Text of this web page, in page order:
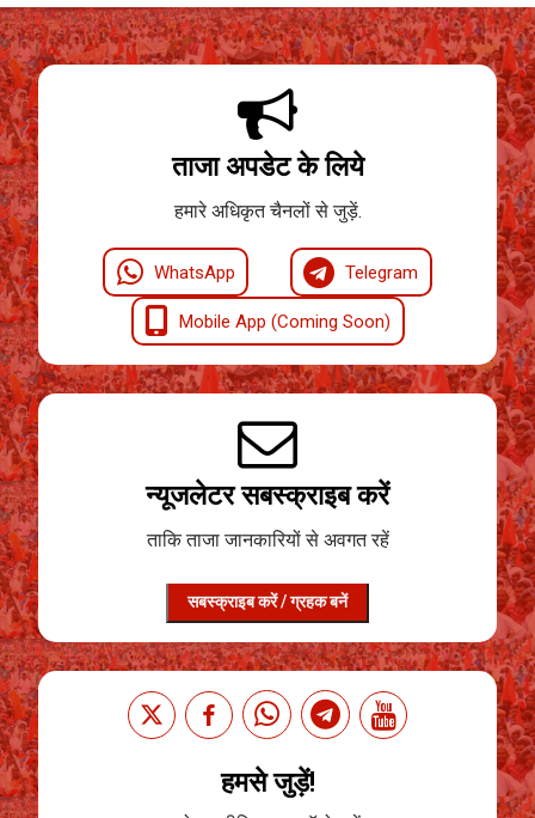
ताजा अपडेट के लिये
हमारे अधिकृत चैनलों से जुड़ें.
WhatsApp Telegram
Mobile App (Coming Soon)
न्यूजलेटर सबस्क्राइब करें
ताकि ताजा जानकारियों से अवगत रहें
सबस्क्राइब करें / ग्रहक बनें
हमसे जुड़ें!